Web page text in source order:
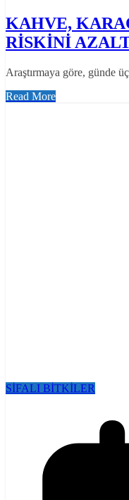
KAHVE,
RİSKİNİ
Araştırmaya göre, günde
Read More
SİFALI BİTKİLER